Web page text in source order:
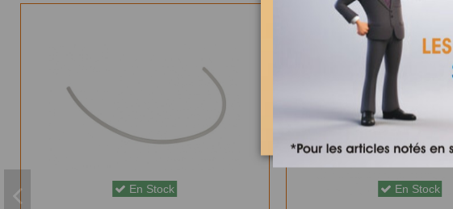
En Stock En Stock